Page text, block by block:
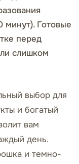
минут). Готовые
перед
слишком
выбор для
и богатый
вам
день.
и темно-